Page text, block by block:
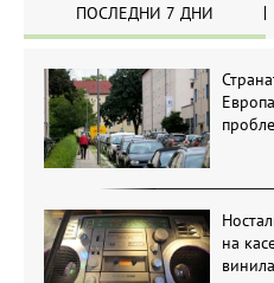
ПОСЛЕДНИ 7 ДНИ
на